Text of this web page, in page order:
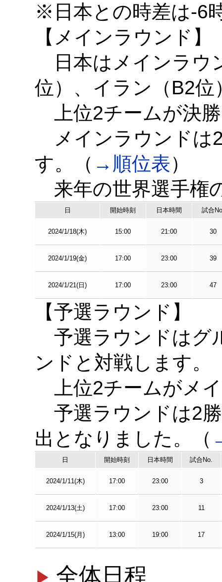
※日本との時差は-6
【メインラウンド】
日本はメインラウ
位）、イラン（B2
上位2チームが決
メインラウンドは
す。（ →順位表）
来年の世界選手権
日 開始時刻 日本時間 試合
2024/1/18(木) 15:00 21:00 30
2024/1/19(金) 17:00 23:00 39
2024/1/21(日) 17:00 23:00 47
【予選ラウンド】
予選ラウンドはグ
ンドと対戦します。
上位2チームがメ
予選ラウンドは2
出となりました。（
日 開始時刻 日本時間 試合No.
2024/1/11(木) 17:00 23:00 3
2024/1/13(土) 17:00 23:00 11
2024/1/15(月) 13:00 19:00 17
全体日程